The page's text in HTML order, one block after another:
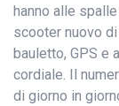
hanno alle
scooter nuovo
bauletto, GPS e
cordiale. Il
di giorno in